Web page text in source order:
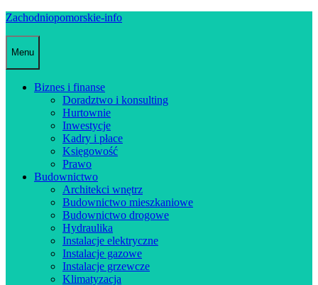
Skip
Zachodniopomorskie-info
Menu
Biznes i finanse
Doradztwo i konsulting
Hurtownie
Inwestycje
Kadry i płace
Księgowość
Prawo
Budownictwo
Architekci wnętrz
Budownictwo mieszkaniowe
Budownictwo drogowe
Hydraulika
Instalacje elektryczne
Instalacje gazowe
Instalacje grzewcze
Klimatyzacja